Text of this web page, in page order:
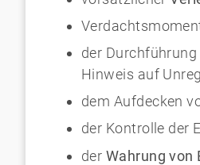
der
Hinweis auf
dem Aufdecken
der Kontrolle der
der Wahrung von